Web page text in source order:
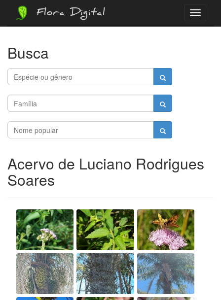
Menu
Flora Digital
Busca
Acervo de Luciano Rodrigues
Soares